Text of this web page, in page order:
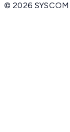
©2026 SYSCOM